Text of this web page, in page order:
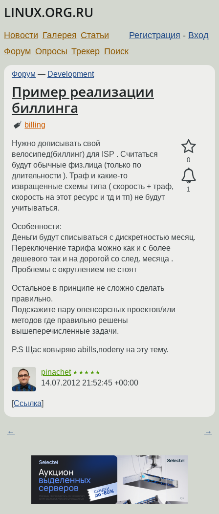
LINUX.ORG.RU
Регистрация - Вход
Новости Галерея Статьи
Форум Опросы Трекер Поиск
Форум — Development
Пример реализации
биллинга
billing
0
1
Нужно дописывать свой
велосипед(биллинг) для ISP . Считаться
будут обычные физ.лица (только по
длительности ). Траф и какие-то
извращенные схемы типа ( скорость + траф,
скорость на этот ресурс и тд и тп) не будут
учитываться.
Особенности:
Деньги будут списываться с дискретностью месяц.
Переключение тарифа можно как и с более
дешевого так и на дорогой со след. месяца .
Проблемы с округлением не стоят
Остальное в принципе не сложно сделать
правильно.
Подскажите пару опенсорсных проектов/или
методов где правильно решены
вышеперечисленные задачи.
P.S Щас ковыряю abills,nodeny на эту тему.
pinachet ★★★★★
14.07.2012 21:52:45 +00:00
Ссылка
← →